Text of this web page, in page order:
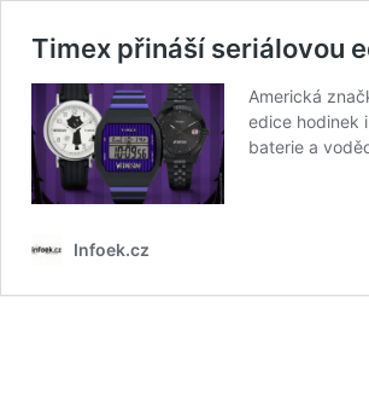
Timex přináší seriálovou
Americká
edice hodinek
baterie a
Infoek.cz